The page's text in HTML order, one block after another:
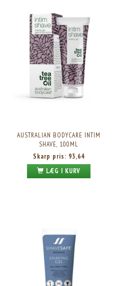
AUSTRALIAN BODYCARE INTIM
SHAVE, 100ML
Skarp pris: 93,64
LÆG I KURV